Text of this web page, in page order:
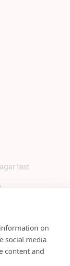
on
social media
content and
test
Bluebeam